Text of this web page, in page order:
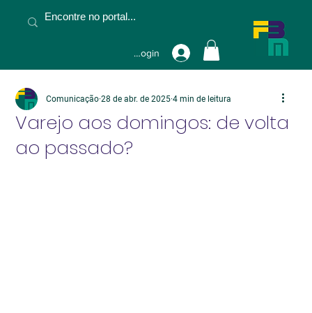
Fazer Login
Varejo aos domingos: de volta
ao passado?
Comunicação 28 de abr. de 2025 4 min de leitura